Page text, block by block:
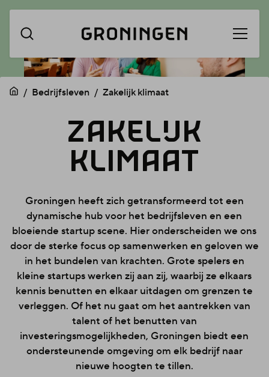
Navigatie
overslaan
openen
Bedrijfsleven Zakelijk klimaat
ZAKELIJK
KLIMAAT
Groningen heeft zich getransformeerd tot een
dynamische hub voor het bedrijfsleven en een
bloeiende startup scene. Hier onderscheiden we ons
door de sterke focus op samenwerken en geloven we
in het bundelen van krachten. Grote spelers en
kleine startups werken zij aan zij, waarbij ze elkaars
kennis benutten en elkaar uitdagen om grenzen te
verleggen. Of het nu gaat om het aantrekken van
talent of het benutten van
investeringsmogelijkheden, Groningen biedt een
ondersteunende omgeving om elk bedrijf naar
nieuwe hoogten te tillen.